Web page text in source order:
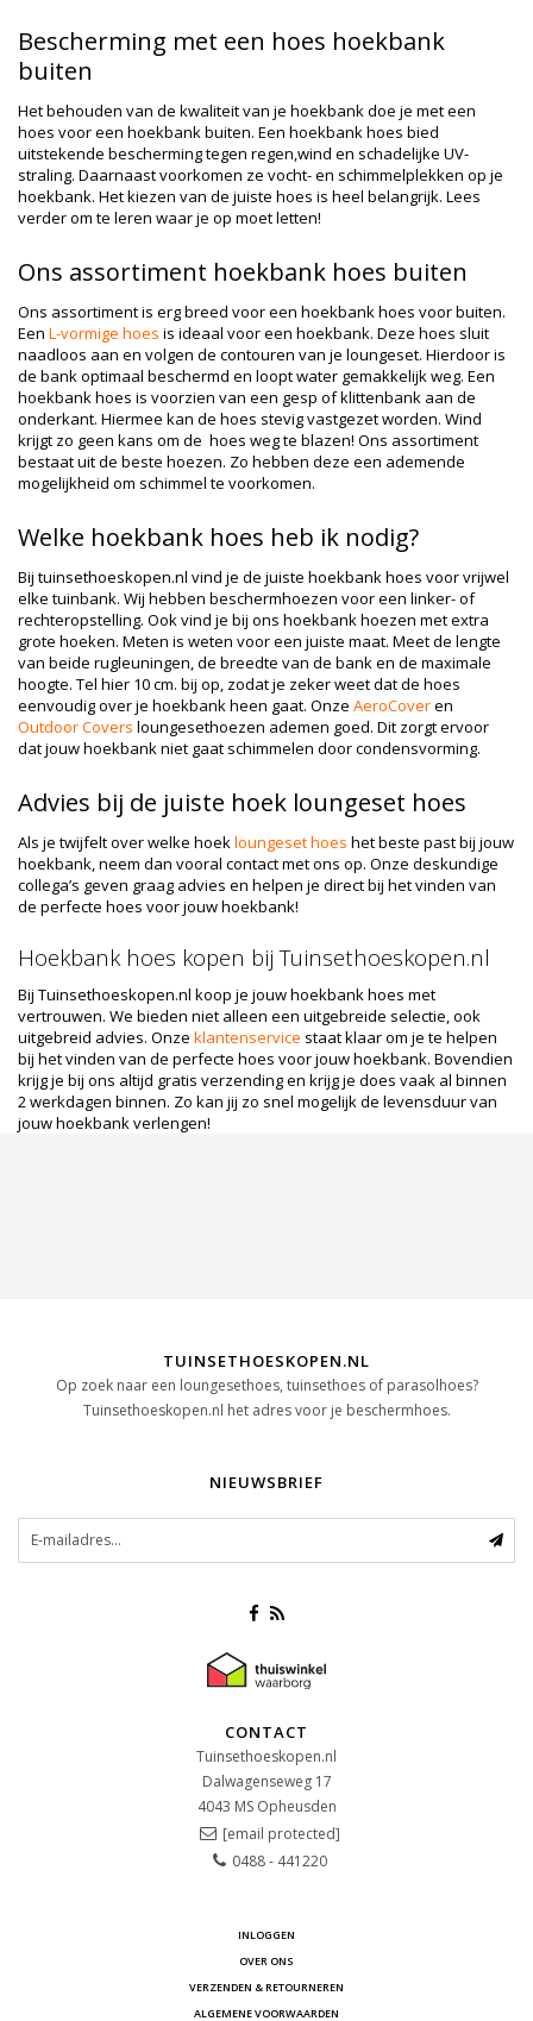
Bescherming met een hoes hoekbank
buiten
Het behouden van de kwaliteit van je hoekbank doe je met een
hoes voor een hoekbank buiten. Een hoekbank hoes bied
uitstekende bescherming tegen regen,wind en schadelijke UV-
straling. Daarnaast voorkomen ze vocht- en schimmelplekken op je
hoekbank. Het kiezen van de juiste hoes is heel belangrijk. Lees
verder om te leren waar je op moet letten!
Ons assortiment hoekbank hoes buiten
Ons assortiment is erg breed voor een hoekbank hoes voor buiten.
Een L-vormige hoes is ideaal voor een hoekbank. Deze hoes sluit
naadloos aan en volgen de contouren van je loungeset. Hierdoor is
de bank optimaal beschermd en loopt water gemakkelijk weg. Een
hoekbank hoes is voorzien van een gesp of klittenbank aan de
onderkant. Hiermee kan de hoes stevig vastgezet worden. Wind
krijgt zo geen kans om de hoes weg te blazen! Ons assortiment
bestaat uit de beste hoezen. Zo hebben deze een ademende
mogelijkheid om schimmel te voorkomen.
Welke hoekbank hoes heb ik nodig?
Bij tuinsethoeskopen.nl vind je de juiste hoekbank hoes voor vrijwel
elke tuinbank. Wij hebben beschermhoezen voor een linker- of
rechteropstelling. Ook vind je bij ons hoekbank hoezen met extra
grote hoeken. Meten is weten voor een juiste maat. Meet de lengte
van beide rugleuningen, de breedte van de bank en de maximale
hoogte. Tel hier 10 cm. bij op, zodat je zeker weet dat de hoes
eenvoudig over je hoekbank heen gaat. Onze AeroCoveren
Outdoor Covers loungesethoezen ademen goed. Dit zorgt ervoor
dat jouw hoekbank niet gaat schimmelen door condensvorming.
Advies bij de juiste hoek loungeset hoes
Als je twijfelt over welke hoekloungeset hoes het beste past bij jouw
hoekbank, neem dan vooral contact met ons op. Onze deskundige
collega’s geven graag advies en helpen je direct bij het vinden van
de perfecte hoes voor jouw hoekbank!
Hoekbank hoes kopen bij Tuinsethoeskopen.nl
Bij Tuinsethoeskopen.nl koop je jouw hoekbank hoes met
vertrouwen. We bieden niet alleen een uitgebreide selectie, ook
uitgebreid advies. Onze klantenservice staat klaar om je te helpen
bij het vinden van de perfecte hoes voor jouw hoekbank. Bovendien
krijg je bij ons altijd gratis verzending en krijg je does vaak al binnen
2 werkdagen binnen. Zo kan jij zo snel mogelijk de levensduur van
jouw hoekbank verlengen!
TUINSETHOESKOPEN.NL
Op zoek naar een loungesethoes, tuinsethoes of parasolhoes?
Tuinsethoeskopen.nl het adres voor je beschermhoes.
NIEUWSBRIEF
CONTACT
Tuinsethoeskopen.nl
Dalwagenseweg 17
4043 MS Opheusden
[email protected]
0488 - 441220
INLOGGEN
OVER ONS
VERZENDEN & RETOURNEREN
ALGEMENE VOORWAARDEN